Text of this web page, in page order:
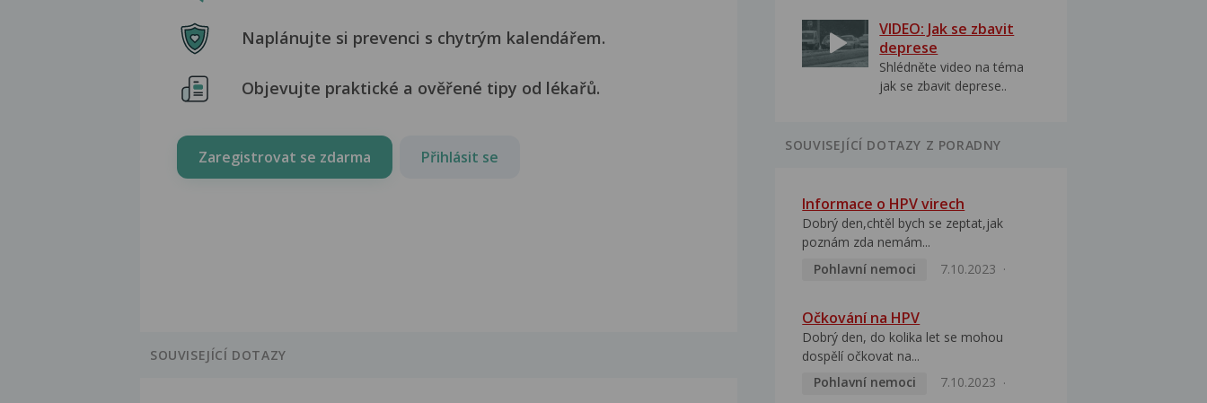
Naplánujte si prevenci s chytrým kalendářem.
Objevujte praktické a ověřené tipy od lékařů.
Zaregistrovat se zdarma Přihlásit se
SOUVISEJÍCÍ DOTAZY
VIDEO: Jak se zbavit
deprese
Shlédněte video na téma
jak se zbavit deprese..
SOUVISEJÍCÍ DOTAZY Z PORADNY
Informace o HPV virech
Dobrý den,chtěl bych se zeptat,jak
poznám zda nemám...
Pohlavní nemoci
7.10.2023
Očkování na HPV
Dobrý den, do kolika let se mohou
dospělí očkovat na...
Pohlavní nemoci
7.10.2023